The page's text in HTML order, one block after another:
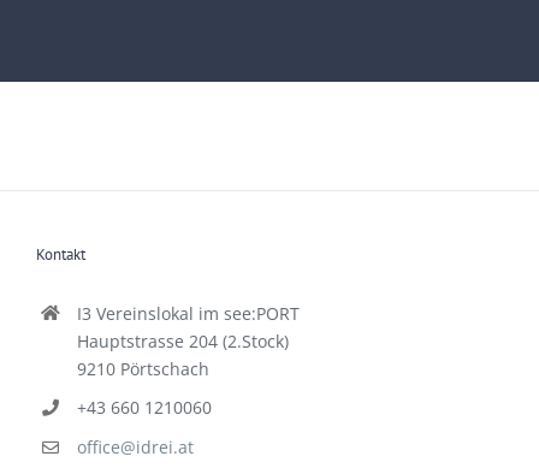
Hauptstrasse 204 (2.Stock)
9210 Pörtschach